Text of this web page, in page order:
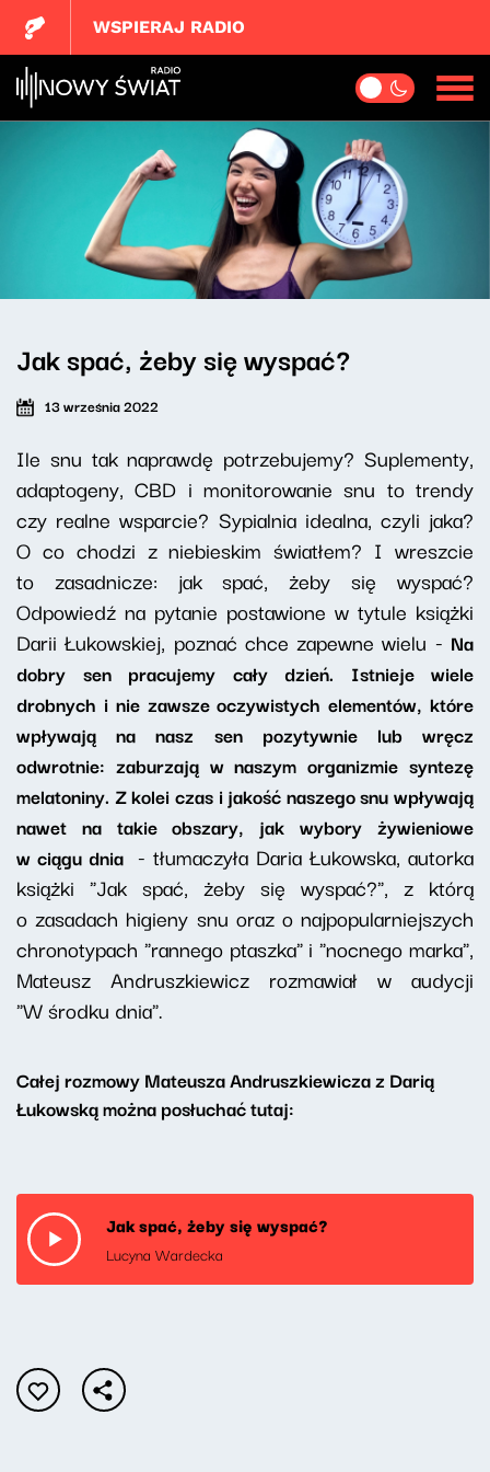
WSPIERAJ RADIO
Jak spać, żeby się wyspać?
13 września 2022
Ile snu tak naprawdę potrzebujemy? Suplementy,
adaptogeny, CBD i monitorowanie snu to trendy
czy realne wsparcie? Sypialnia idealna, czyli jaka?
O co chodzi z niebieskim światłem? I wreszcie
to zasadnicze: jak spać, żeby się wyspać?
Odpowiedź na pytanie postawione w tytule książki
Darii Łukowskiej, poznać chce zapewne wielu - Na
dobry sen pracujemy cały dzień. Istnieje wiele
drobnych i nie zawsze oczywistych elementów, które
wpływają na nasz sen pozytywnie lub wręcz
odwrotnie: zaburzają w naszym organizmie syntezę
melatoniny. Z kolei czas i jakość naszego snu wpływają
nawet na takie obszary, jak wybory żywieniowe
w ciągu dnia - tłumaczyła Daria Łukowska, autorka
książki "Jak spać, żeby się wyspać?", z którą
o zasadach higieny snu oraz o najpopularniejszych
chronotypach "rannego ptaszka" i "nocnego marka",
Mateusz Andruszkiewicz rozmawiał w audycji
"W środku dnia".
Całej rozmowy Mateusza Andruszkiewicza z Darią
Łukowską można posłuchać tutaj:
Jak spać, żeby się wyspać?
Lucyna Wardecka